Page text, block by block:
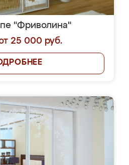
"Фриволина"
25 000 руб.